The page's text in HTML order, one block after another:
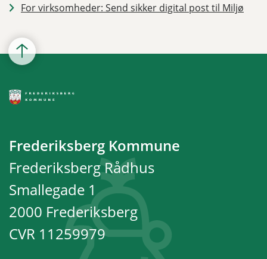
For virksomheder: Send sikker digital post til Miljø
Frederiksberg Kommune
Frederiksberg Rådhus
Smallegade 1
2000 Frederiksberg
CVR 11259979